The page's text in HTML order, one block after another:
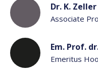
Dr. K. Zeller
Associate
Em. Prof.
Emeritus